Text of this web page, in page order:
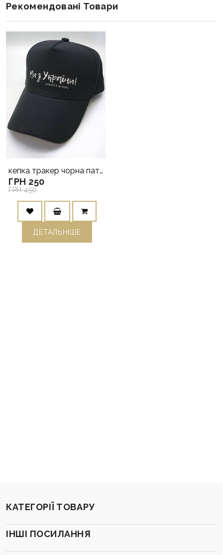
Рекомендовані Товари
кепка тракер чорна патріотична Ми з України
ГРН 250
ГРН 450
ДЕТАЛЬНIШЕ
КАТЕГОРІЇ ТОВАРУ
ІНШІ ПОСИЛАННЯ